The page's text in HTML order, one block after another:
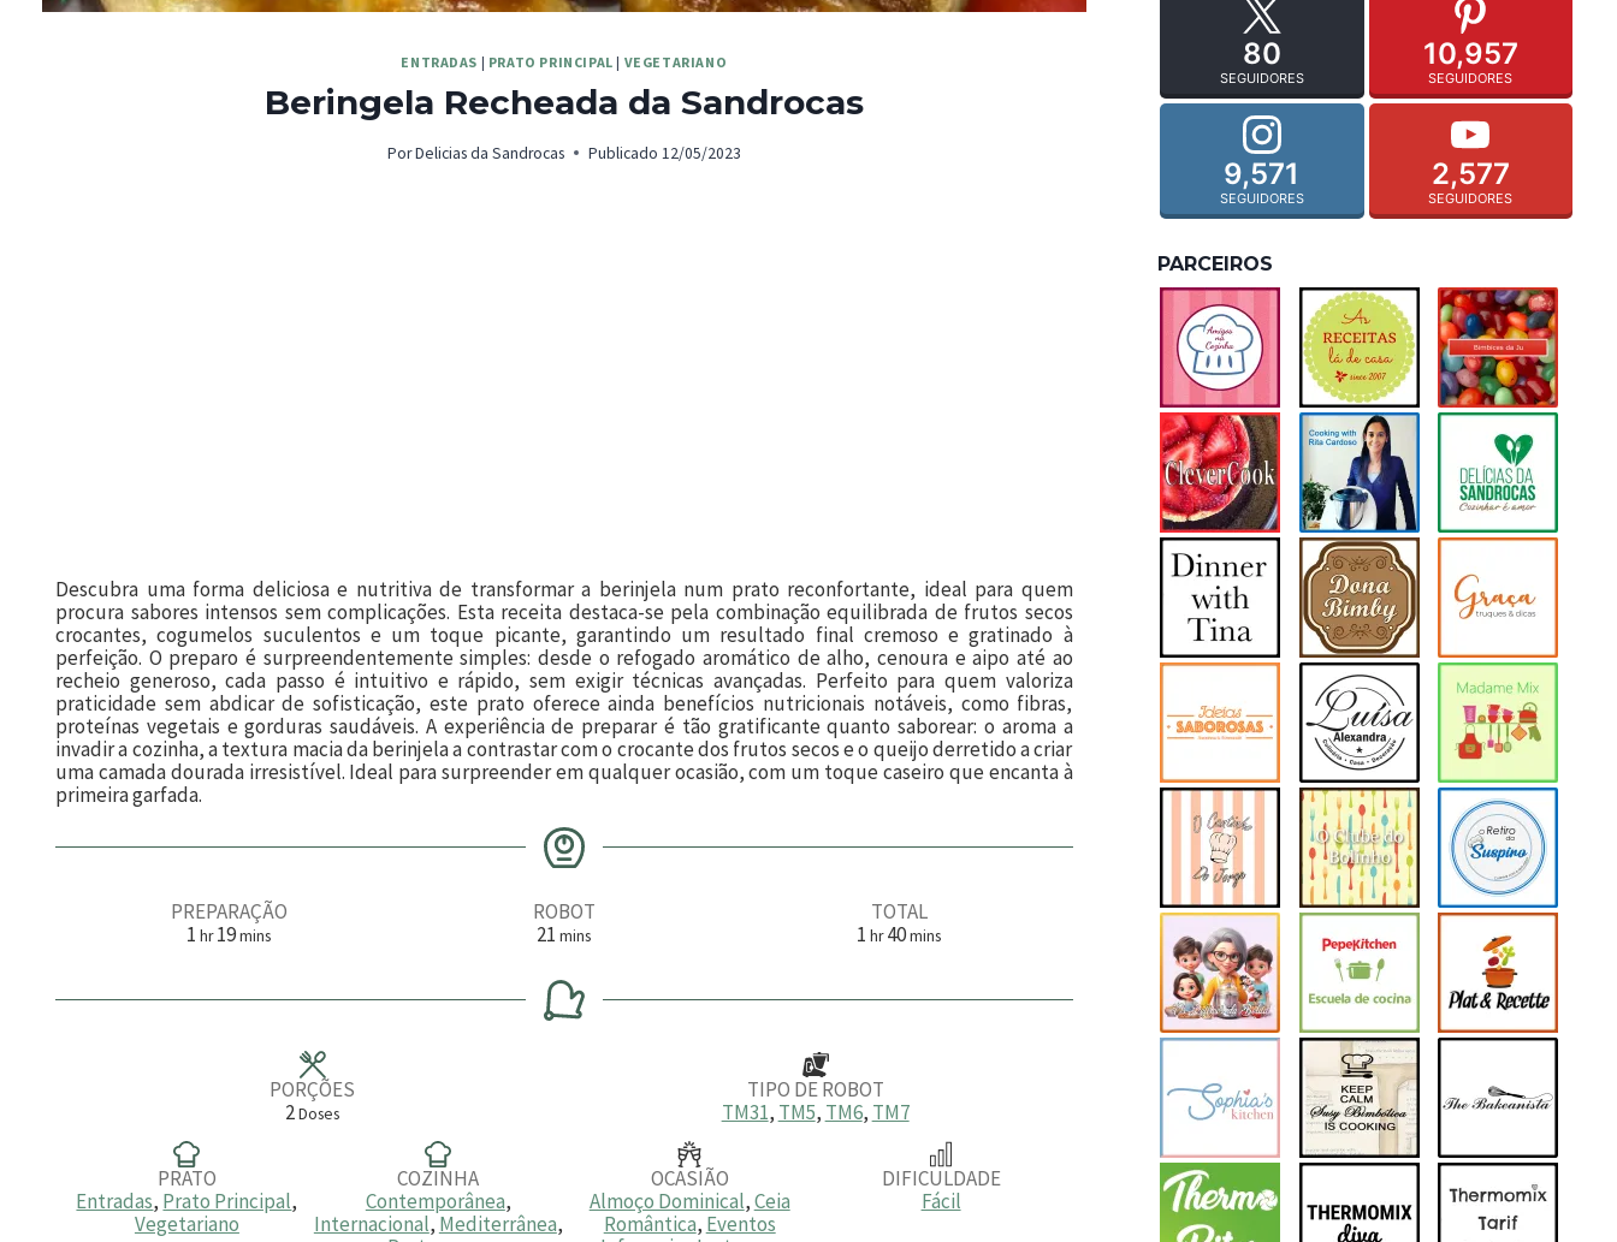
ENTRADAS | PRATO PRINCIPAL | VEGETARIANO
Beringela Recheada da Sandrocas
Por Delicias da Sandrocas Publicado 12/05/2023
Descubra uma forma deliciosa e nutritiva de transformar a berinjela num prato reconfortante, ideal para quem
procura sabores intensos sem complicações. Esta receita destaca-se pela combinação equilibrada de frutos secos
crocantes, cogumelos suculentos e um toque picante, garantindo um resultado final cremoso e gratinado à
perfeição. O preparo é surpreendentemente simples: desde o refogado aromático de alho, cenoura e aipo até ao
recheio generoso, cada passo é intuitivo e rápido, sem exigir técnicas avançadas. Perfeito para quem valoriza
praticidade sem abdicar de sofisticação, este prato oferece ainda benefícios nutricionais notáveis, como fibras,
proteínas vegetais e gorduras saudáveis. A experiência de preparar é tão gratificante quanto saborear: o aroma a
invadir a cozinha, a textura macia da berinjela a contrastar com o crocante dos frutos secos e o queijo derretido a criar
uma camada dourada irresistível. Ideal para surpreender em qualquer ocasião, com um toque caseiro que encanta à
primeira garfada.
PREPARAÇÃO
1h
a
hr 19m
u
mins
ROBOT
21m
n
t
mins
TOTAL
1h
a
hr 40m
u
mins
PORÇÕES
2Doses
TIPO DE ROBOT
TM31, TM5, TM6, TM7
PRATO
Entradas, Prato Principal,
Vegetariano
COZINHA
Contemporânea,
Internacional, Mediterrânea,
OCASIÃO
Almoço Dominical,Ceia
Romântica, Eventos
DIFICULDADE
Fácil
80
SEGUIDORES
10,957
SEGUIDORES
9,571
SEGUIDORES
2,577
SEGUIDORES
PARCEIROS